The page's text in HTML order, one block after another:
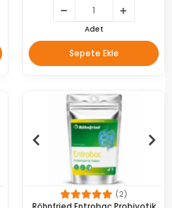
Adet
Sepete Ekle
(2)